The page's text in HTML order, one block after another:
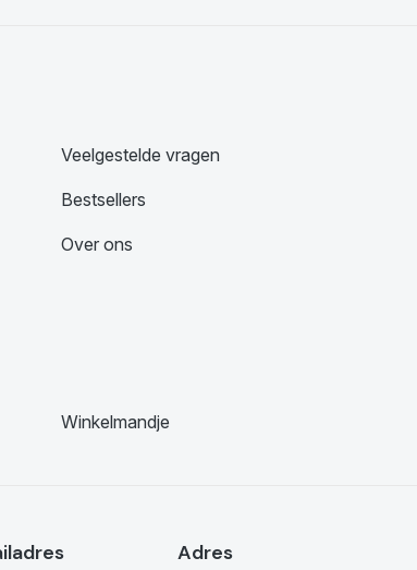
Veelgestelde vragen
Bestsellers
Over ons
Winkelmandje
Adres